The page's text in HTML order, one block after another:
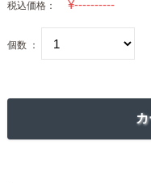
税込価格：
個数 ：